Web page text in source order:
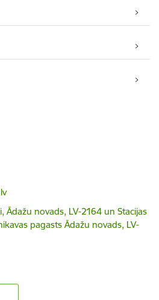
Ādažu novads, LV-2164 un Stacijas
pagasts Ādažu novads, LV-